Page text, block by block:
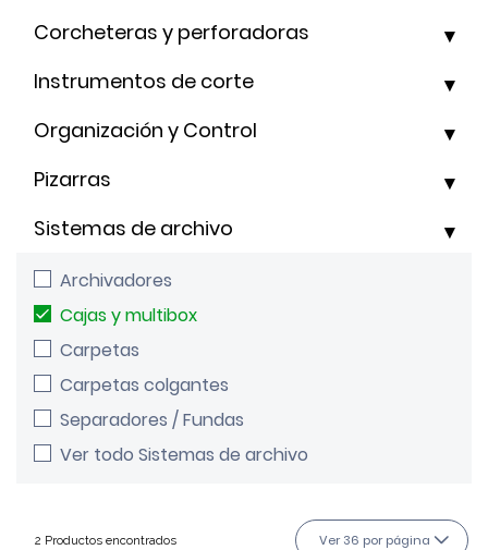
Corcheteras y perforadoras
Instrumentos de corte
Organización y Control
Pizarras
Archivadores
Cajas y multibox
Carpetas
Carpetas colgantes
Separadores / Fundas
Ver todo Sistemas de archivo
Sistemas de archivo
2 Productos encontrados Ver 36 por página